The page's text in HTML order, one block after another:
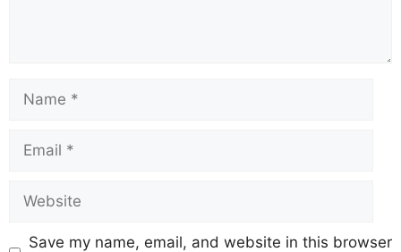
Save my name, email, and website in this browser